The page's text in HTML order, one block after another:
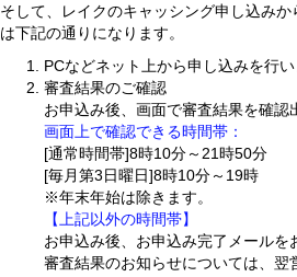
そして、レイクのキャッシング申し込み
は下記の通りになります。
PCなどネット上から申し込みを行い
審査結果のご確認
お申込み後、画面で審査結果を確認
画面上で確認できる時間帯：
[通常時間帯]8時10分～21時50分
[毎月第3日曜日]8時10分～19時
※年末年始は除きます。
【上記以外の時間帯】
お申込み後、お申込み完了メールを
審査結果のお知らせについては、翌